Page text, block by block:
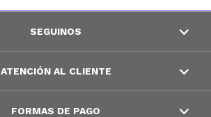
SEGUINOS
ATENCIÓN AL CLIENTE
FORMAS DE PAGO